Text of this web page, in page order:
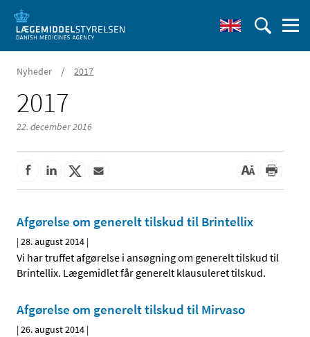
Nyheder / 2017
2017
22. december 2016
Afgørelse om generelt tilskud til Brintellix
|28. august 2014 |
Vi har truffet afgørelse i ansøgning om generelt tilskud til
Brintellix. Lægemidlet får generelt klausuleret tilskud.
Afgørelse om generelt tilskud til Mirvaso
|26. august 2014 |